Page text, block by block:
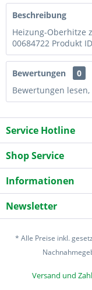
Beschreibung
Heizung-Oberhitze
00684722 Produkt
Bewertungen
0
Bewertungen
Service Hotline
Shop Service
Informationen
Newsletter
* Alle Preise inkl.
Versand und